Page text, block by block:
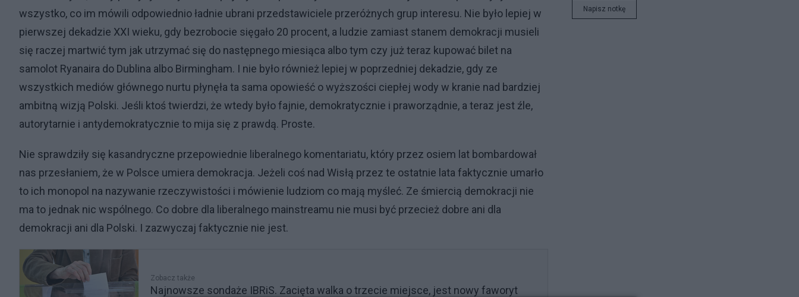
wszystko, co im mówili odpowiednio ładnie ubrani przedstawiciele przeróżnych grup interesu. Nie było lepiej w
pierwszej dekadzie XXI wieku, gdy bezrobocie sięgało 20 procent, a ludzie zamiast stanem demokracji musieli
się raczej martwić tym jak utrzymać się do następnego miesiąca albo tym czy już teraz kupować bilet na
samolot Ryanaira do Dublina albo Birmingham. I nie było również lepiej w poprzedniej dekadzie, gdy ze
wszystkich mediów głównego nurtu płynęła ta sama opowieść o wyższości ciepłej wody w kranie nad bardziej
ambitną wizją Polski. Jeśli ktoś twierdzi, że wtedy było fajnie, demokratycznie i praworządnie, a teraz jest źle,
autorytarnie i antydemokratycznie to mija się z prawdą. Proste.
Nie sprawdziły się kasandryczne przepowiednie liberalnego komentariatu, który przez osiem lat bombardował
nas przesłaniem, że w Polsce umiera demokracja. Jeżeli coś nad Wisłą przez te ostatnie lata faktycznie umarło
to ich monopol na nazywanie rzeczywistości i mówienie ludziom co mają myśleć. Ze śmiercią demokracji nie
ma to jednak nic wspólnego. Co dobre dla liberalnego mainstreamu nie musi być przecież dobre ani dla
demokracji ani dla Polski. I zazwyczaj faktycznie nie jest.
Zobacz także
Najnowsze sondaże IBRiS. Zacięta walka o trzecie miejsce, jest nowy faworyt
Napisz notkę